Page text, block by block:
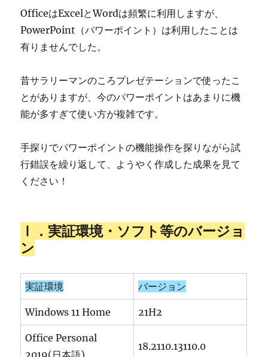
簡
単
OfficeはExcelとWordは頻繁に利用しますが、
PowerPoint（パワーポイント）は利用したことは
有りませんでした。
昔サラリーマンのころプレゼテーションで使ったこ
とがありますが、今のパワーポイントはあまりに機
能が多すぎて使い方が複雑です。
手探りでパワーポイントの機能操作を探りながら試
行錯誤を繰り返して、ようやく作成した成果を見て
ください！
Ⅰ．実証環境・ソフト等のバージョ
ン
実証環境 バージョン
Windows 11 Home 21H2
Office Personal
2019(日本語)
18.2110.13110.0